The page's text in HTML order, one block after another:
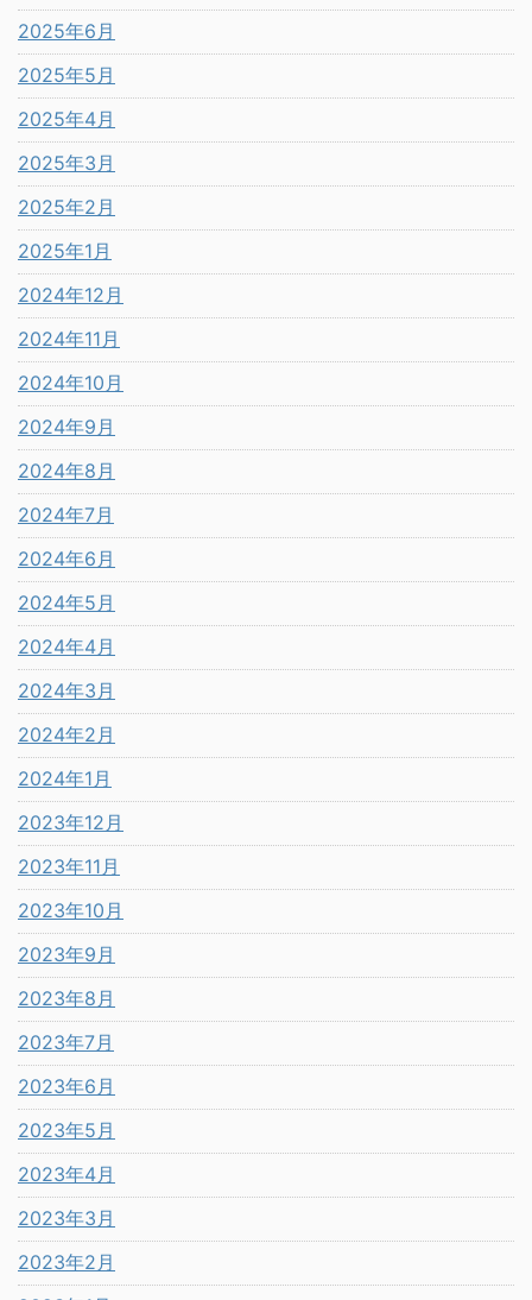
2025年6月
2025年5月
2025年4月
2025年3月
2025年2月
2025年1月
2024年12月
2024年11月
2024年10月
2024年9月
2024年8月
2024年7月
2024年6月
2024年5月
2024年4月
2024年3月
2024年2月
2024年1月
2023年12月
2023年11月
2023年10月
2023年9月
2023年8月
2023年7月
2023年6月
2023年5月
2023年4月
2023年3月
2023年2月